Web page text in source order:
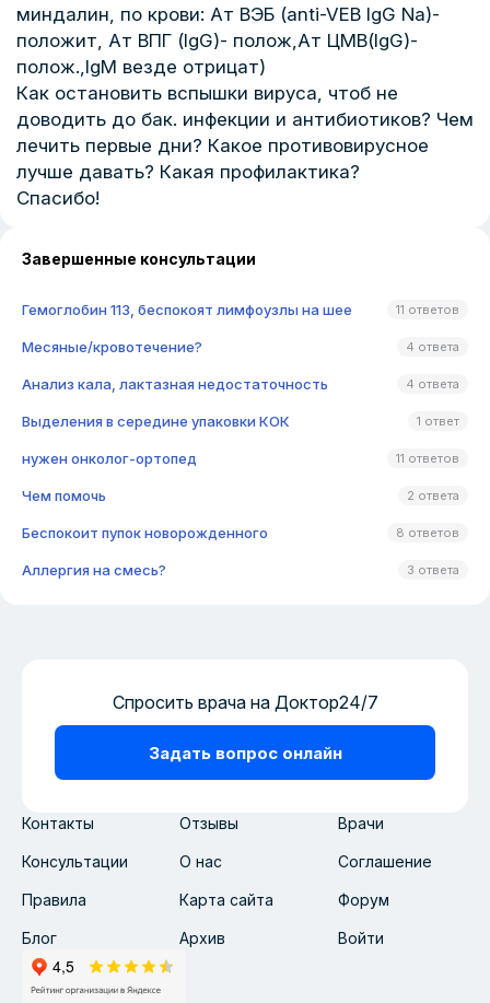
миндалин, по крови: Ат ВЭБ (anti-VEB IgG Na)-
положит, Ат ВПГ (IgG)- полож,Aт ЦМВ(IgG)-
полож.,IgM везде отрицат)
Как остановить вспышки вируса, чтоб не
доводить до бак. инфекции и антибиотиков? Чем
лечить первые дни? Какое противовирусное
лучше давать? Какая профилактика?
Спасибо!
Завершенные консультации
Гемоглобин 113, беспокоят лимфоузлы на шее 11 ответов
Месяные/кровотечение? 4 ответа
Анализ кала, лактазная недостаточность 4 ответа
Выделения в середине упаковки КОК 1 ответ
нужен онколог-ортопед 11 ответов
Чем помочь 2 ответа
Беспокоит пупок новорожденного 8 ответов
Аллергия на смесь? 3 ответа
Контакты Отзывы Врачи
Консультации О нас Соглашение
Правила Карта сайта Форум
Блог Архив Войти
Спросить врача на Доктор24/7
Задать вопрос онлайн